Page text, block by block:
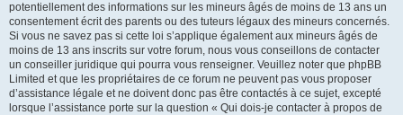
potentiellement des informations sur les mineurs âgés de moins de 13 ans un
consentement écrit des parents ou des tuteurs légaux des mineurs concernés.
Si vous ne savez pas si cette loi s’applique également aux mineurs âgés de
moins de 13 ans inscrits sur votre forum, nous vous conseillons de contacter
un conseiller juridique qui pourra vous renseigner. Veuillez noter que phpBB
Limited et que les propriétaires de ce forum ne peuvent pas vous proposer
d’assistance légale et ne doivent donc pas être contactés à ce sujet, excepté
lorsque l’assistance porte sur la question « Qui dois-je contacter à propos de